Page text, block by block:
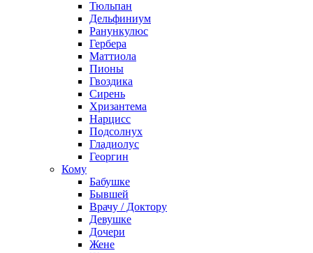
Тюльпан
Дельфиниум
Ранункулюс
Гербера
Маттиола
Пионы
Гвоздика
Сирень
Хризантема
Нарцисс
Подсолнух
Гладиолус
Георгин
Кому
Бабушке
Бывшей
Врачу / Доктору
Девушке
Дочери
Жене